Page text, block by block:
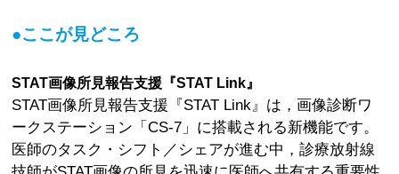
●ここが見どころ
STAT画像所見報告支援『STAT Link』
STAT画像所見報告支援『STAT Link』は，画像診断ワ
ークステーション「CS-7」に搭載される新機能です。
医師のタスク・シフト／シェアが進む中，診療放射線